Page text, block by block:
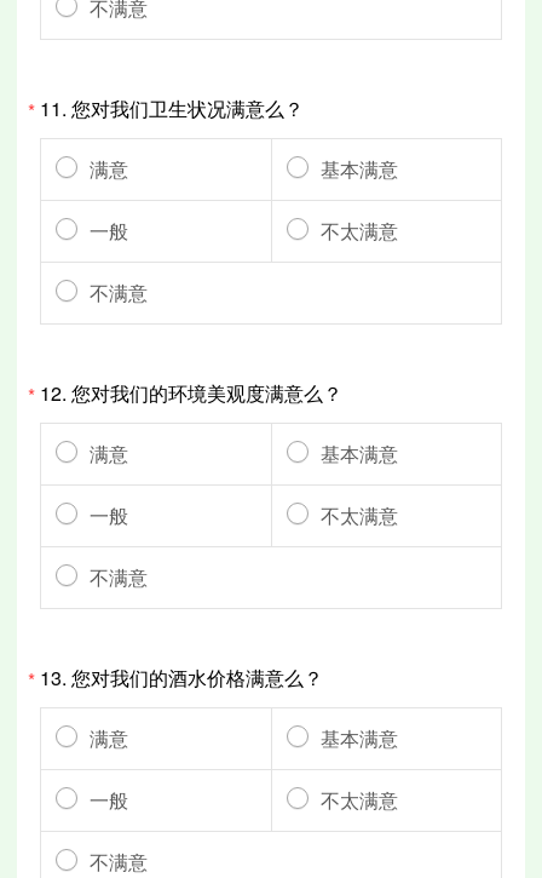
不满意
* 11. 您对我们卫生状况满意么？
满意 基本满意
一般 不太满意
不满意
* 12. 您对我们的环境美观度满意么？
满意 基本满意
一般 不太满意
不满意
* 13. 您对我们的酒水价格满意么？
满意 基本满意
一般 不太满意
不满意